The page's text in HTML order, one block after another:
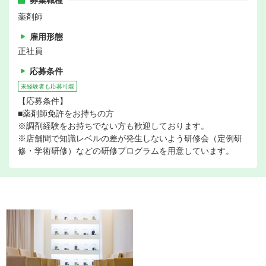
薬剤師
雇用形態
正社員
応募条件
未経験者も応募可能
【応募条件】
■薬剤師免許をお持ちの方
※調剤経験をお持ちでない方も歓迎しております。
※店舗間で知識レベルの差が発生しないよう研修会（定例研
修・学術研修）などの研修プログラムを用意しています。